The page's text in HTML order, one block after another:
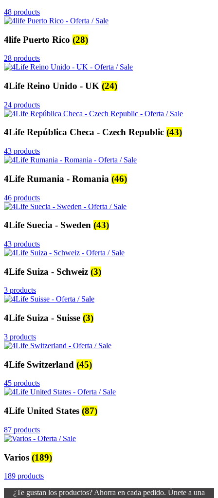
48 products
4life Puerto Rico (28)
28 products
4Life Reino Unido - UK (24)
24 products
4Life República Checa - Czech Republic (43)
43 products
4Life Rumania - Romania (46)
46 products
4Life Suecia - Sweden (43)
43 products
4Life Suiza - Schweiz (3)
3 products
4Life Suiza - Suisse (3)
3 products
4Life Switzerland (45)
45 products
4Life United States (87)
87 products
Varios (189)
189 products
¿Te gustan los productos? Ahorra en cada pedido. Únete a una